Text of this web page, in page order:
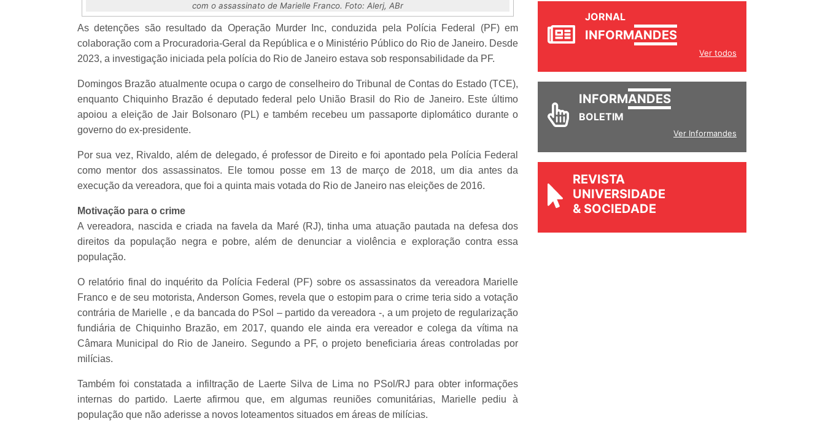
com o assassinato de Marielle Franco. Foto: Alerj, ABr
As detenções são resultado da Operação Murder Inc, conduzida pela Polícia Federal (PF) em
colaboração com a Procuradoria-Geral da República e o Ministério Público do Rio de Janeiro. Desde
2023, a investigação iniciada pela polícia do Rio de Janeiro estava sob responsabilidade da PF.
Domingos Brazão atualmente ocupa o cargo de conselheiro do Tribunal de Contas do Estado (TCE),
enquanto Chiquinho Brazão é deputado federal pelo União Brasil do Rio de Janeiro. Este último
apoiou a eleição de Jair Bolsonaro (PL) e também recebeu um passaporte diplomático durante o
governo do ex-presidente.
Por sua vez, Rivaldo, além de delegado, é professor de Direito e foi apontado pela Polícia Federal
como mentor dos assassinatos. Ele tomou posse em 13 de março de 2018, um dia antes da
execução da vereadora, que foi a quinta mais votada do Rio de Janeiro nas eleições de 2016.
Motivação para o crime
A vereadora, nascida e criada na favela da Maré (RJ), tinha uma atuação pautada na defesa dos
direitos da população negra e pobre, além de denunciar a violência e exploração contra essa
população.
O relatório final do inquérito da Polícia Federal (PF) sobre os assassinatos da vereadora Marielle
Franco e de seu motorista, Anderson Gomes, revela que o estopim para o crime teria sido a votação
contrária de Marielle , e da bancada do PSol – partido da vereadora -, a um projeto de regularização
fundiária de Chiquinho Brazão, em 2017, quando ele ainda era vereador e colega da vítima na
Câmara Municipal do Rio de Janeiro. Segundo a PF, o projeto beneficiaria áreas controladas por
milícias.
Também foi constatada a infiltração de Laerte Silva de Lima no PSol/RJ para obter informações
internas do partido. Laerte afirmou que, em algumas reuniões comunitárias, Marielle pediu à
população que não aderisse a novos loteamentos situados em áreas de milícias.
JORNAL
Ver todos
INFORM
Ver Informandes
REVISTA
UNIVERSIDADE